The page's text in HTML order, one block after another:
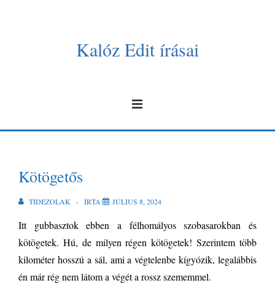
Kalóz Edit írásai
Kötögetős
TIDEZOLAK ÍRTA JÚLIUS 8, 2024
Itt gubbasztok ebben a félhomályos szobasarokban és
kötögetek. Hú, de milyen régen kötögetek! Szerintem több
kilométer hosszú a sál, ami a végtelenbe kígyózik, legalábbis
én már rég nem látom a végét a rossz szememmel.